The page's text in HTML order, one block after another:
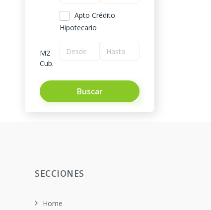
Apto Crédito
Hipotecario
M2
Cub.
Buscar
SECCIONES
Home